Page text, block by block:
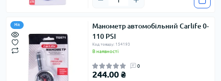
Hit
Манометр автомобільний Carlife 0-
110 PSI
Код товару: 154193
В наявності
0
244.00 ₴